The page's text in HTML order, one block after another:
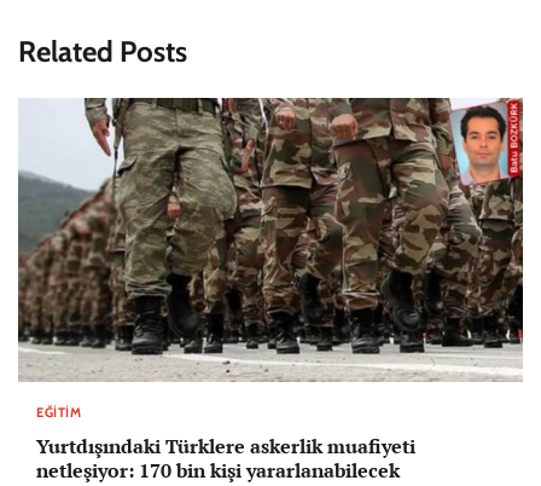
Related Posts
EĞITIM
Yurtdışındaki Türklere askerlik muafiyeti
netleşiyor: 170 bin kişi yararlanabilecek